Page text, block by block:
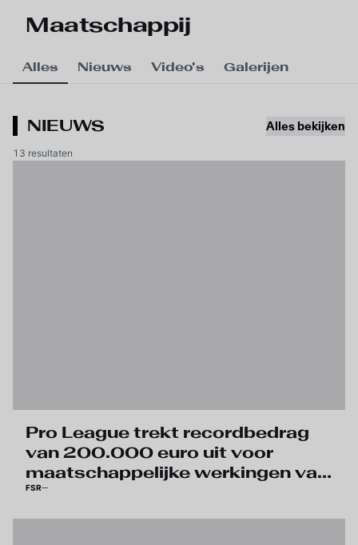
Maatschappij
Alles Nieuws Video's Galerijen
NIEUWS Alles bekijken
13 resultaten
Pro League trekt recordbedrag
van 200.000 euro uit voor
maatschappelijke werkingen van
haar clubs
FSR